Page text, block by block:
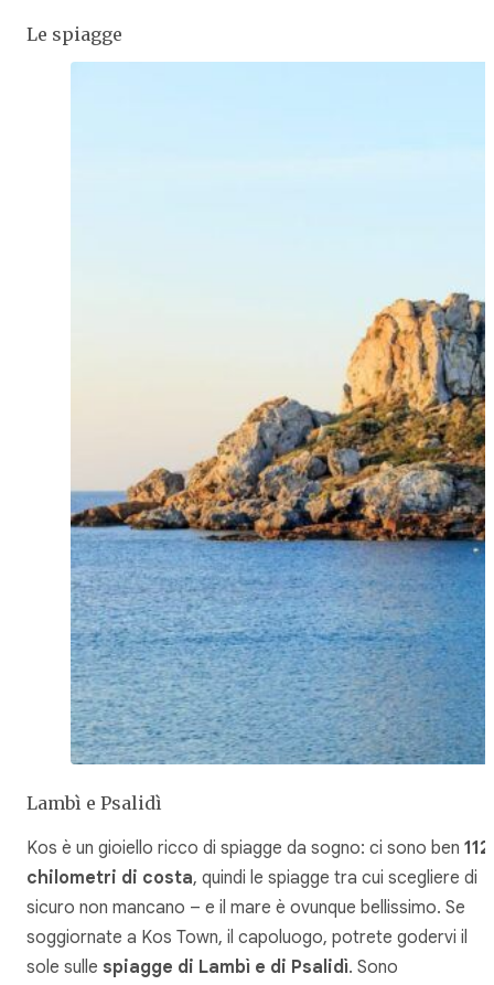
Le spiagge
Lambì e Psalidì
Kos è un gioiello ricco di spiagge da sogno: ci sono ben 112
chilometri di costa, quindi le spiagge tra cui scegliere di
sicuro non mancano – e il mare è ovunque bellissimo. Se
soggiornate a Kos Town, il capoluogo, potrete godervi il
sole sulle spiagge di Lambì e di Psalidì. Sono